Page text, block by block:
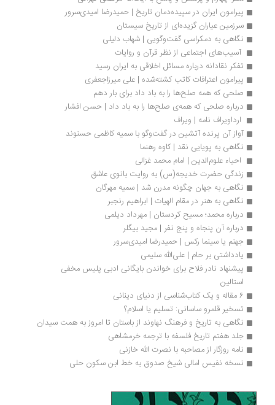
پیرامون ایران در سپیده‌دمان تاریخ | حمیدرضا امیدی‌سرور
سرزمین عیاران گزیده‌ای از تاریخ سیستان
نگاهی به دمکراسی گفت‌وگویی | شهاب دلیلی
آسیب‌های اجتماعی از نظر قرآن و روایات
تفکر نقادانه درباره مسائل اخلاقی به ایران رسید
پیرامون اعترافات کاتب کشته‌شده | علی میرزاجعفری
صلحی که همه صلح‌ها را به باد داد برای بار دهم
درباره صلحی که همه‌ی صلح‌ها را به باد داد | حسن افشار
ارداویراف ‌نامه | ویراف
آواز آن پرنده آتشین در گفت‌وگو با سمیه کاظمی حسنوند
نگاهی به پویایی نقد | کاوه رهنما
احیاء علوم‌الدین | امام محمد غزالی
زندگی حضرت خدیجه(س) به روایت بانوی عاشق
نگاهی به جهان چگونه مدرن شد | سمیه مهرگان
نگاهی به هنر در مقام الهیات | ابراهیم رنجبر
درباره محمد؛ مسیح کردستان | مهرداد دیلمی
درباره آن پنجاه و پنج نفر | مجید بیگلر
جهنم یا سینما رکس | حمیدرضا امیدی‌سرور
یادداشتی بر حام | علی‌الله سلیمی
پیشنهاد نادر فلاح برای خواندن بایگانی ادبی پلیس مخفی
تسخیر قلمرو ساسانی: تسلیم یا اسلام؟
نگاهی به تاریخ و فرهنگ نهاوند از باستان تا امروز به همت سیدان
جلد هفتم تاریخ فلسفه با ترجمه خرمشاهی
نامه روزگار از مصاحبه با نصرت الله خازنی
نسخه نفیس امالی شیخ صدوق به خط ابن سکون حلی